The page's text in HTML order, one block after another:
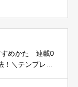
すめかた 連載0
！＼テンプレー